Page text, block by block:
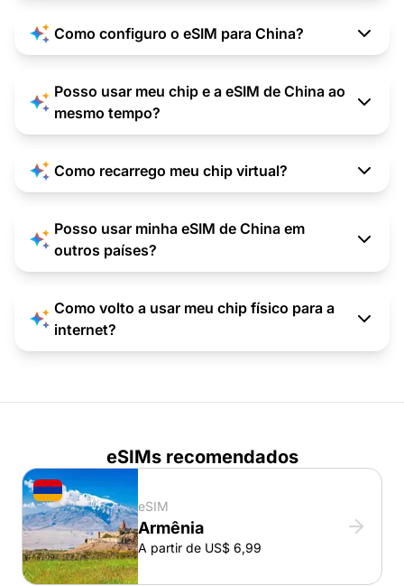
Como configuro o eSIM para China?
Posso usar meu chip e a eSIM de China ao
mesmo tempo?
Como recarrego meu chip virtual?
Posso usar minha eSIM de China em
outros países?
Como volto a usar meu chip físico para a
internet?
eSIMs recomendados
eSIM
Armênia
A partir de US$ 6,99